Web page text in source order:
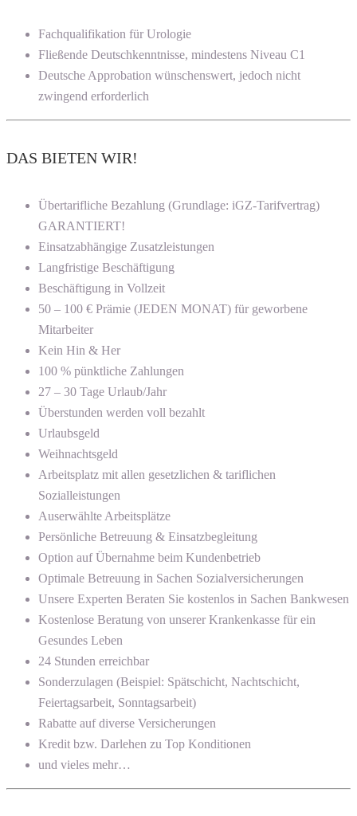
Fachqualifikation für Urologie
Fließende Deutschkenntnisse, mindestens Niveau C1
Deutsche Approbation wünschenswert, jedoch nicht
zwingend erforderlich
DAS BIETEN WIR!
Übertarifliche Bezahlung (Grundlage: iGZ-Tarifvertrag)
GARANTIERT!
Einsatzabhängige Zusatzleistungen
Langfristige Beschäftigung
Beschäftigung in Vollzeit
50 – 100 € Prämie (JEDEN MONAT) für geworbene
Mitarbeiter
Kein Hin & Her
100 % pünktliche Zahlungen
27 – 30 Tage Urlaub/Jahr
Überstunden werden voll bezahlt
Urlaubsgeld
Weihnachtsgeld
Arbeitsplatz mit allen gesetzlichen & tariflichen
Sozialleistungen
Auserwählte Arbeitsplätze
Persönliche Betreuung & Einsatzbegleitung
Option auf Übernahme beim Kundenbetrieb
Optimale Betreuung in Sachen Sozialversicherungen
Unsere Experten Beraten Sie kostenlos in Sachen Bankwesen
Kostenlose Beratung von unserer Krankenkasse für ein
Gesundes Leben
24 Stunden erreichbar
Sonderzulagen (Beispiel: Spätschicht, Nachtschicht,
Feiertagsarbeit, Sonntagsarbeit)
Rabatte auf diverse Versicherungen
Kredit bzw. Darlehen zu Top Konditionen
und vieles mehr…